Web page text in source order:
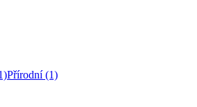
Přírodní(1)